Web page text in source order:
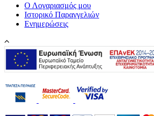
Ο Λογαριασμός μου
Ιστορικό Παραγγελιών
Ενημερώσεις